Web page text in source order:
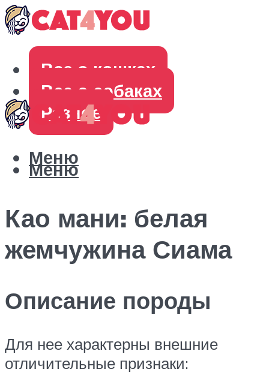
Все о кошках
Все о собаках
Разное
Меню
Меню
Као мани: белая
жемчужина Сиама
Описание породы
Для нее характерны внешние
отличительные признаки: